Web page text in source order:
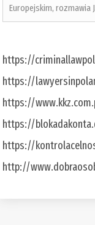
Europejskim, rozmawia
https://
https://
https://
https://
https://
http://